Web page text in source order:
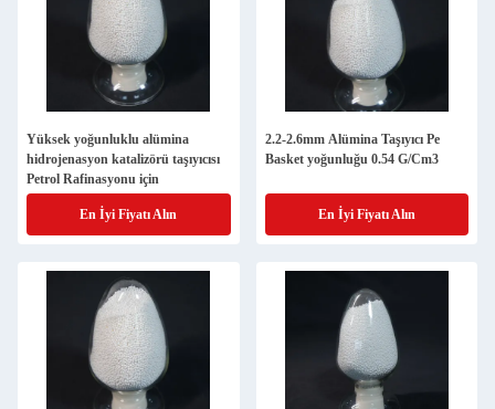
Yüksek yoğunluklu alümina
hidrojenasyon katalizörü taşıyıcısı
Petrol Rafinasyonu için
En İyi Fiyatı Alın
2.2-2.6mm Alümina Taşıyıcı Pe
Basket yoğunluğu 0.54 G/Cm3
En İyi Fiyatı Alın